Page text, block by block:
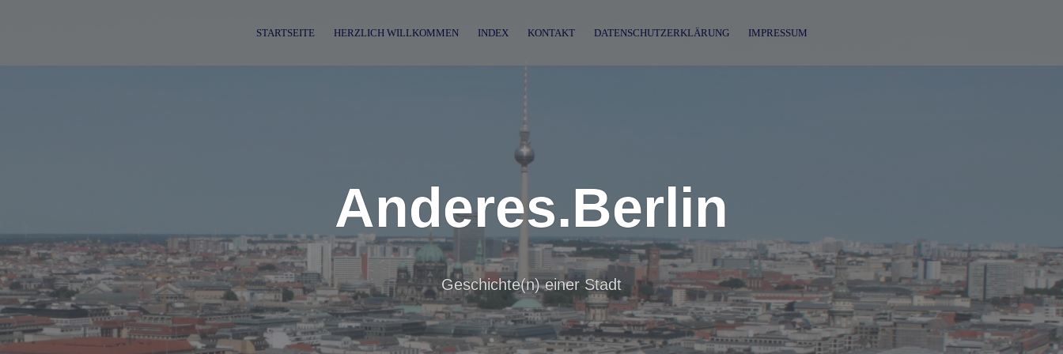
STARTSEITE HERZLICH WILLKOMMEN INDEX KONTAKT DATENSCHUTZERKLÄRUNG IMPRESSUM
Anderes.Berlin
Geschichte(n) einer Stadt